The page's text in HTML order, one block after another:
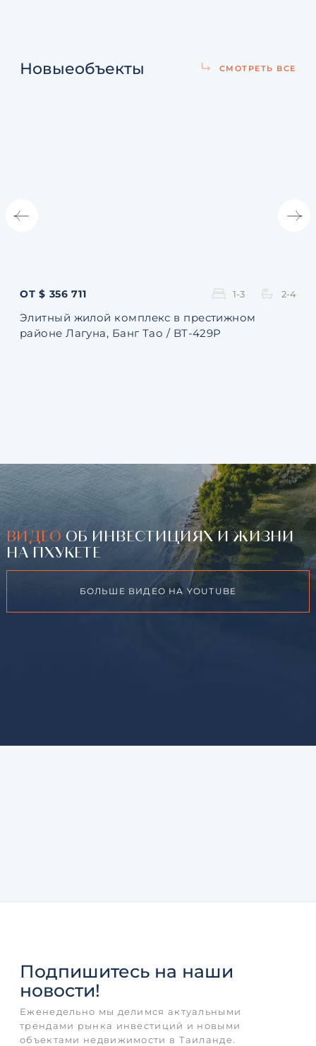
Новыеобъекты СМОТРЕТЬ ВСЕ
ОТ $ 356 711 1-3 2-4
Элитный жилой комплекс в престижном
районе Лагуна, Банг Тао / BT-429P
ВИДЕО ОБ ИНВЕСТИЦИЯХ И ЖИЗНИ
НА ПХУКЕТЕ
БОЛЬШЕ ВИДЕО НА YOUTUBE
Подпишитесь на наши
новости!
Еженедельно мы делимся актуальными
трендами рынка инвестиций и новыми
объектами недвижимости в Таиланде.